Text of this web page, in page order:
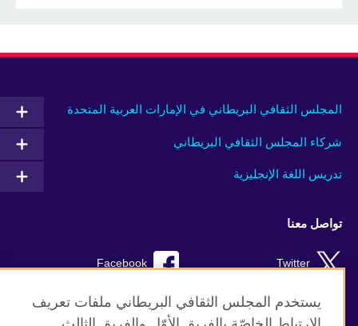
المجلس الثقافي البريطاني في الإمارات العربية المتحدة
شركاء المجلس الثقافي البريطاني
تدريس اللغة الإنجليزية
تواصل معنا
Facebook Twitter
Instagram RSS
يستخدم المجلس الثقافي البريطاني ملفات تعريف